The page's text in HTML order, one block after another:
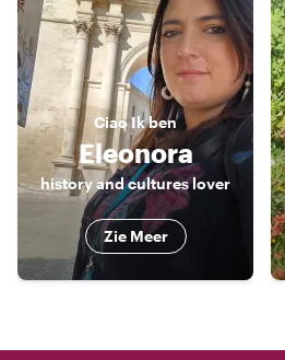
CiaoIk ben
Eleonora
history and cultures lover
Zie Meer